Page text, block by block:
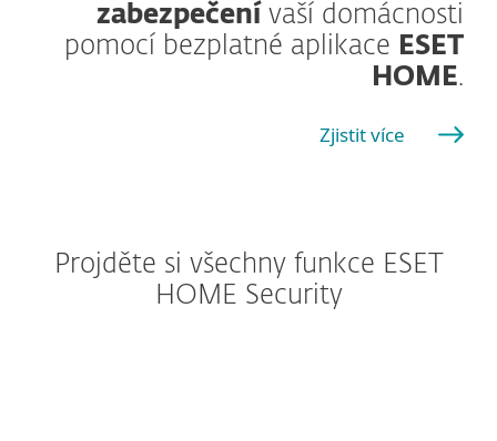
zabezpečení vaší domácnosti
pomocí bezplatné aplikace ESET
HOME.
Zjistit více
Projděte si všechny funkce ESET
HOME Security